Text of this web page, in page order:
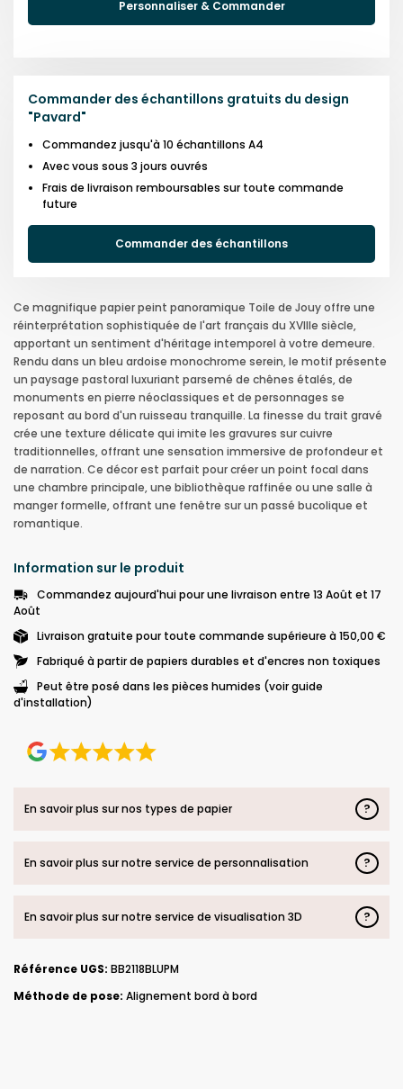
Personnaliser & Commander
Commander des échantillons gratuits du design
"Pavard"
Commandez jusqu'à 10 échantillons A4
Avec vous sous 3 jours ouvrés
Frais de livraison remboursables sur toute commande
future
Commander des échantillons
Ce magnifique papier peint panoramique Toile de Jouy offre une
réinterprétation sophistiquée de l'art français du XVIIIe siècle,
apportant un sentiment d'héritage intemporel à votre demeure.
Rendu dans un bleu ardoise monochrome serein, le motif présente
un paysage pastoral luxuriant parsemé de chênes étalés, de
monuments en pierre néoclassiques et de personnages se
reposant au bord d'un ruisseau tranquille. La finesse du trait gravé
crée une texture délicate qui imite les gravures sur cuivre
traditionnelles, offrant une sensation immersive de profondeur et
de narration. Ce décor est parfait pour créer un point focal dans
une chambre principale, une bibliothèque raffinée ou une salle à
manger formelle, offrant une fenêtre sur un passé bucolique et
romantique.
Information sur le produit
Commandez aujourd'hui pour une livraison entre 13 Août et 17
Août
Livraison gratuite pour toute commande supérieure à 150,00 €
Fabriqué à partir de papiers durables et d'encres non toxiques
Peut être posé dans les pièces humides (voir guide
d'installation)
En savoir plus sur nos types de papier ?
En savoir plus sur notre service de personnalisation ?
En savoir plus sur notre service de visualisation 3D ?
Référence UGS: BB2118BLUPM
Méthode de pose: Alignement bord à bord